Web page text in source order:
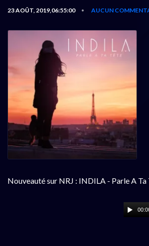
23 AOÛT, 2019,06:55:00 • AUCUN
Nouveauté sur NRJ : INDILA - Parle A Ta